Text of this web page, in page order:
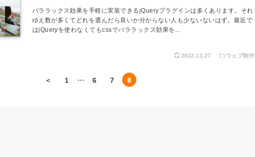
パララックス効果を手軽に実装できるjQueryプラグインは多くあります。それ
ゆえ数が多くてどれを選んだら良いか分からない人も少ないないはず。最近で
はjQueryを使わなくてもcssでパララックス効果を...
2022.11.27 ウェブ制作
＜ 1 … 6 7 8